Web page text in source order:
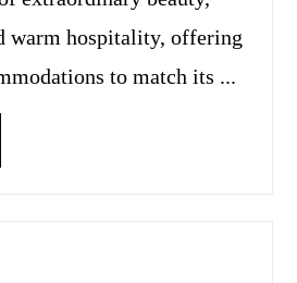
warm hospitality, offering
to match its ...